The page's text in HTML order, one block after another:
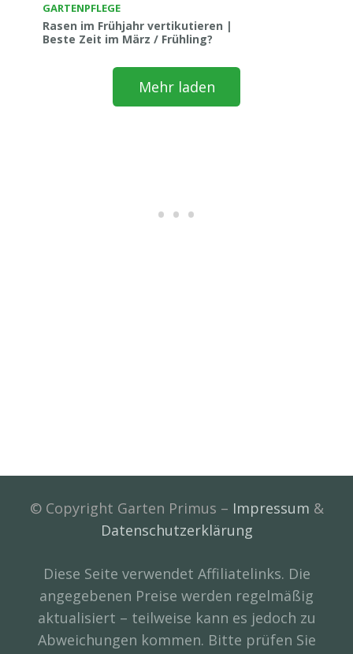
GARTENPFLEGE
Rasen im Frühjahr vertikutieren |
Beste Zeit im März / Frühling?
Mehr laden
© Copyright Garten Primus – Impressum &
Datenschutzerklärung
Diese Seite verwendet Affiliatelinks. Die
angegebenen Preise werden regelmäßig
aktualisiert – teilweise kann es jedoch zu
Abweichungen kommen. Bitte prüfen Sie